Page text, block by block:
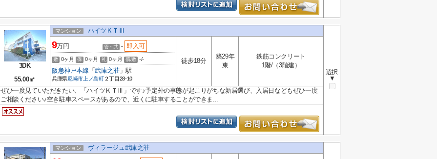
3DK
55.00㎡
マンション ハイツＫＴⅢ
選択
▼
9万円 管・共 - 即入可
敷 0ヶ月 保 0ヶ月 礼 0ヶ月 償/敷 -/-
阪急神戸本線 「武庫之荘」駅
兵庫県尼崎市上ノ島町 ２丁目28-10
徒歩18分
築29年
東
鉄筋コンクリート
1階/（3階建）
ぜひ一度見ていただきたい、「ハイツＫＴⅢ」です♪予定外の事態が起こりがちな新居選び、入居日などもぜひ一度
ご相談ください♪空き駐車スペースがあるので、近くに駐車することができま...
マンション ヴィラージュ武庫之荘